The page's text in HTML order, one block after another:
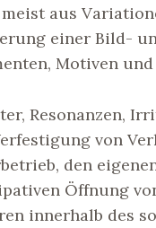
meist aus
einer Bild-
Motiven
Resonanzen,
von
den
Öffnung
innerhalb des